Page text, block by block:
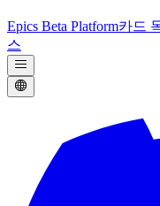
Epics Beta Platform카드
스